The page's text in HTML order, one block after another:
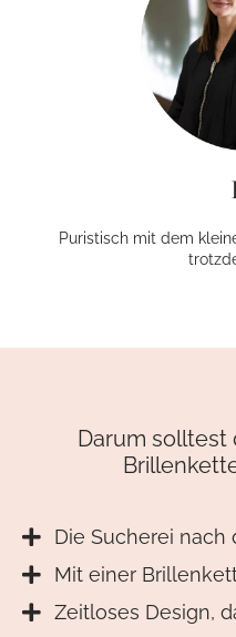
Puristisch mit dem
Darum solltest
Die Sucherei nach
Mit einer
Zeitloses Design,